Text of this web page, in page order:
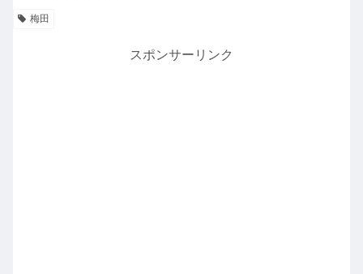
梅田
スポンサーリンク